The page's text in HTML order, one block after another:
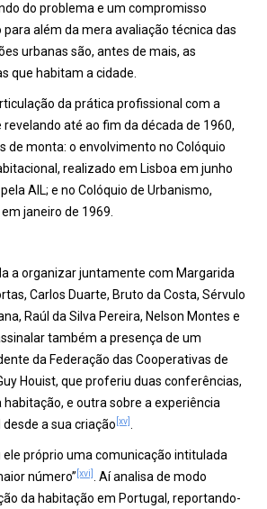
do problema e um compromisso
além da mera avaliação técnica das
urbanas são, antes de mais, as
que habitam a cidade.
da prática profissional com a
até ao fim da década de 1960,
de monta: o envolvimento no Colóquio
realizado em Lisboa em junho
AIL; e no Colóquio de Urbanismo,
janeiro de 1969.
a organizar juntamente com Margarida
Carlos Duarte, Bruto da Costa, Sérvulo
Raúl da Silva Pereira, Nelson Montes e
também a presença de um
da Federação das Cooperativas de
Houist, que proferiu duas conferências,
e outra sobre a experiência
a sua criação [xv]
ele próprio uma comunicação intitulada
número” [xvi]
. Aí analisa de modo
da habitação em Portugal, reportando-